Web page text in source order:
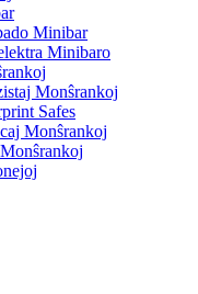
Minibar
Minibaro
Monŝrankoj
Safes
Monŝrankoj